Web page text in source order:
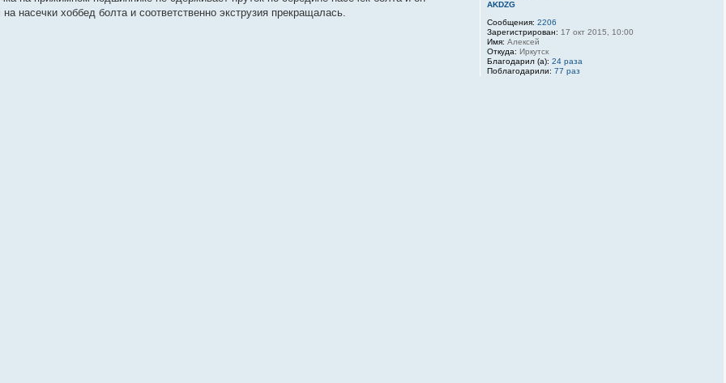
AKDZG
Сообщения: 2206
Зарегистрирован: 17 окт 2015, 10:00
Имя: Алексей
Откуда: Иркутск
Благодарил (а): 24 раза
Поблагодарили: 77 раз
насечки хоббед болта и соответственно экструзия прекращалась.